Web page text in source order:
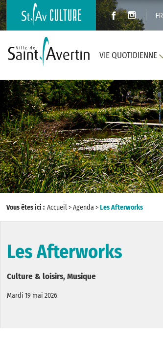
FR
VIE QUOTIDIENNE
Vous êtes ici : Accueil>Agenda>Les Afterworks
Les Afterworks
Culture & loisirs, Musique
Mardi 19 mai 2026